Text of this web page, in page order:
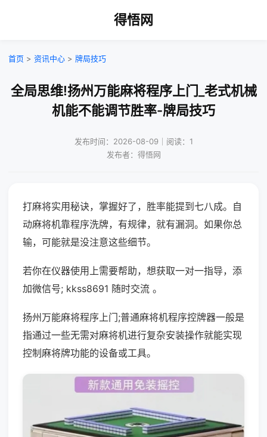
得悟网
首页 > 资讯中心 > 牌局技巧
全局思维!扬州万能麻将程序上门_老式机械
机能不能调节胜率-牌局技巧
发布时间：2026-08-09｜阅读：1
发布者：得悟网
打麻将实用秘诀，掌握好了，胜率能提到七八成。自
动麻将机靠程序洗牌，有规律，就有漏洞。如果你总
输，可能就是没注意这些细节。
若你在仪器使用上需要帮助，想获取一对一指导，添
加微信号; kkss8691 随时交流 。
扬州万能麻将程序上门;普通麻将机程序控牌器一般是
指通过一些无需对麻将机进行复杂安装操作就能实现
控制麻将牌功能的设备或工具。